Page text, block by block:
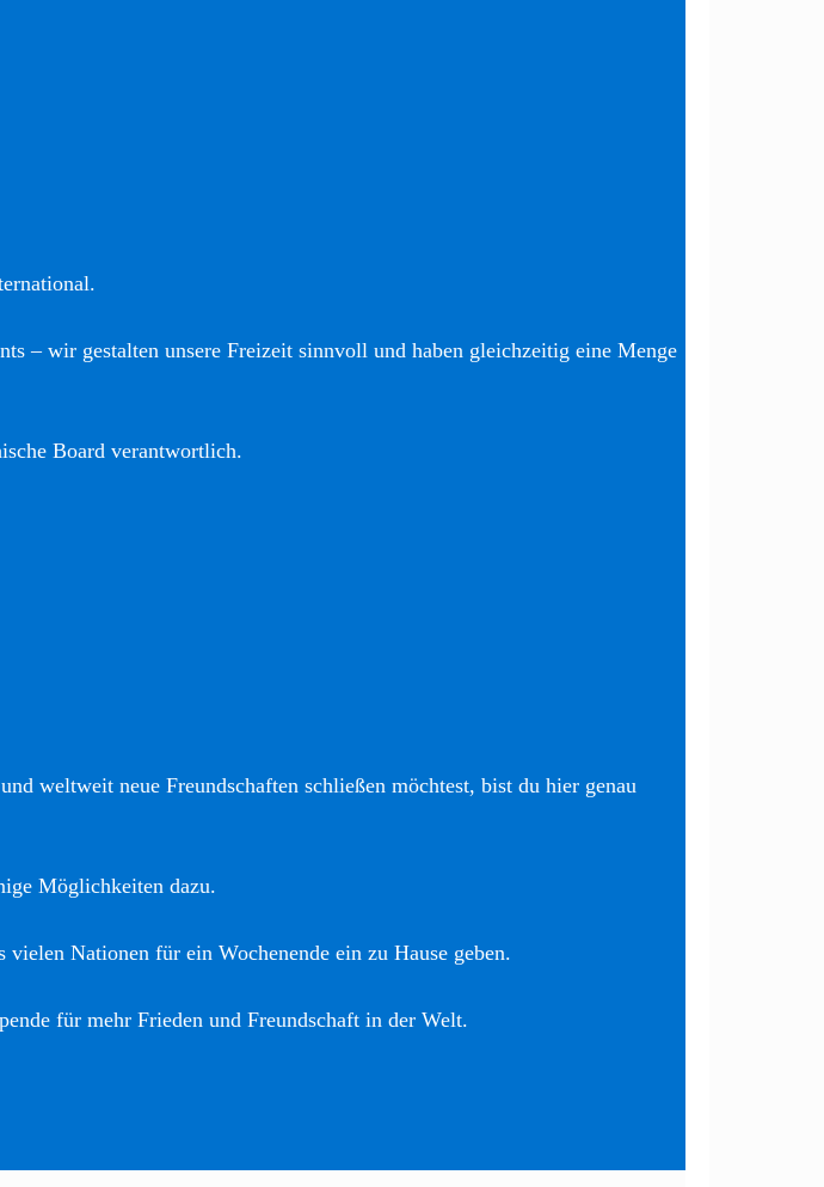
– wir gestalten unsere Freizeit sinnvoll und haben gleichzeitig eine Menge
Board verantwortlich.
weltweit neue Freundschaften schließen möchtest, bist du hier genau
Möglichkeiten dazu.
Nationen für ein Wochenende ein zu Hause geben.
für mehr Frieden und Freundschaft in der Welt.